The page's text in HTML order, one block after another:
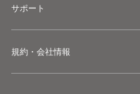
サポート
規約・会社情報